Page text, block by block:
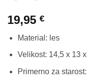
19,95 €
Material: les
Velikost: 14,5 x 13
Primerno za